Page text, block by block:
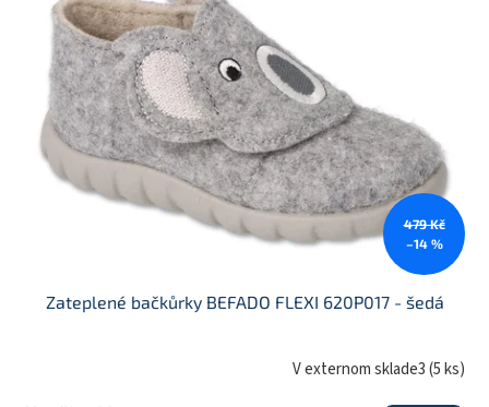
479 Kč
–14 %
Zateplené bačkůrky BEFADO FLEXI 620P017 - šedá
V externom sklade3(5 ks)